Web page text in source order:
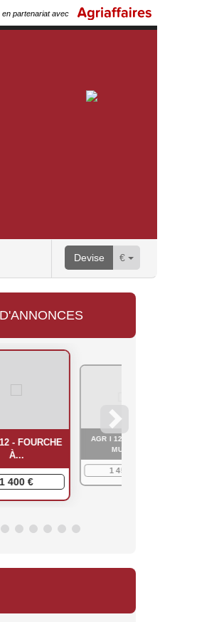
en partenariat avec
Devise €
- FOURCHE
À...
1 400 €
AGR I 12 - GODET
MUL...
1 450 €